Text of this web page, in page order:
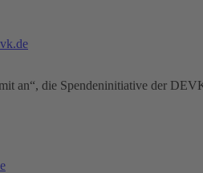
an“, die Spendeninitiative der